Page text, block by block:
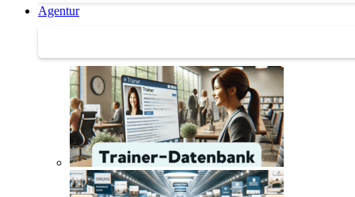
Agentur